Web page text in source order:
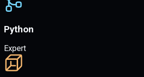
Python
Expert